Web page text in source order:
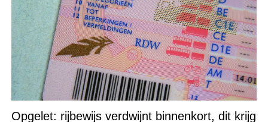
Opgelet: rijbewijs verdwijnt binnenkort, dit krijg